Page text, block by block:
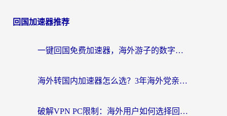
回国加速器推荐
一键回国免费加速器，海外游子的数字归乡路
海外转国内加速器怎么选？3年海外党亲测指南，无缝刷剧玩游戏不再难
破解VPN PC限制：海外用户如何选择回国加速器实现无缝访问国内资源